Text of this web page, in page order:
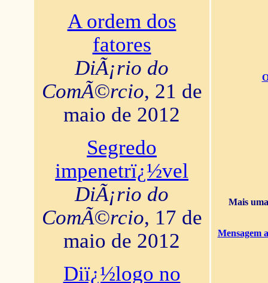
A ordem dos
fatores
DiÃ¡rio do
ComÃ©rcio, 21 de
maio de 2012
Segredo
impenetrï¿½vel
DiÃ¡rio do
ComÃ©rcio, 17 de
maio de 2012
Diï¿½logo no
Mais
Mensagem